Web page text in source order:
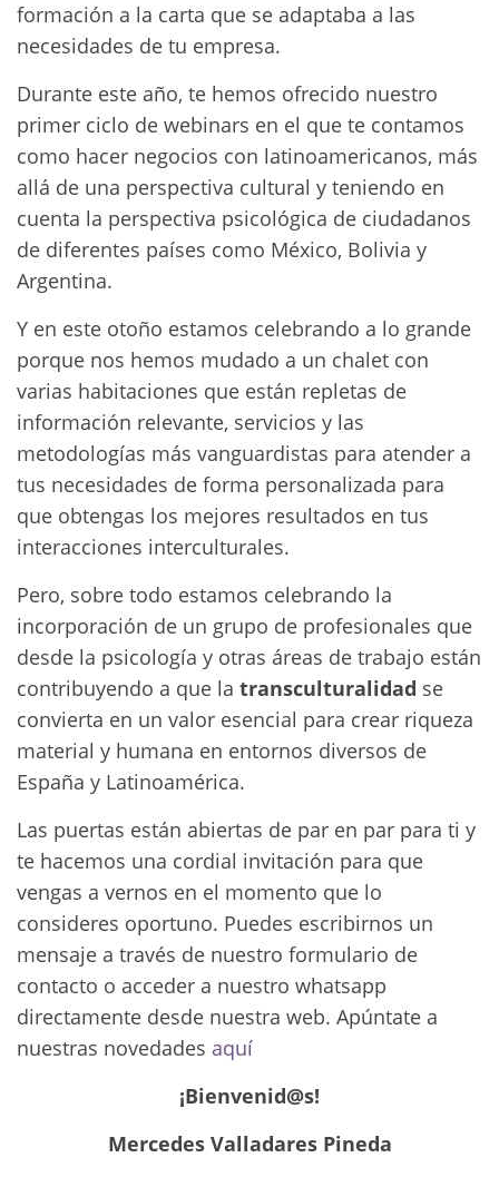
formación a la carta que se adaptaba a las
necesidades de tu empresa.
Durante este año, te hemos ofrecido nuestro
primer ciclo de webinars en el que te contamos
como hacer negocios con latinoamericanos, más
allá de una perspectiva cultural y teniendo en
cuenta la perspectiva psicológica de ciudadanos
de diferentes países como México, Bolivia y
Argentina.
Y en este otoño estamos celebrando a lo grande
porque nos hemos mudado a un chalet con
varias habitaciones que están repletas de
información relevante, servicios y las
metodologías más vanguardistas para atender a
tus necesidades de forma personalizada para
que obtengas los mejores resultados en tus
interacciones interculturales.
Pero, sobre todo estamos celebrando la
incorporación de un grupo de profesionales que
desde la psicología y otras áreas de trabajo están
contribuyendo a que la transculturalidad se
convierta en un valor esencial para crear riqueza
material y humana en entornos diversos de
España y Latinoamérica.
Las puertas están abiertas de par en par para ti y
te hacemos una cordial invitación para que
vengas a vernos en el momento que lo
consideres oportuno. Puedes escribirnos un
mensaje a través de nuestro formulario de
contacto o acceder a nuestro whatsapp
directamente desde nuestra web. Apúntate a
nuestras novedades aquí
¡Bienvenid@s!
Mercedes Valladares Pineda